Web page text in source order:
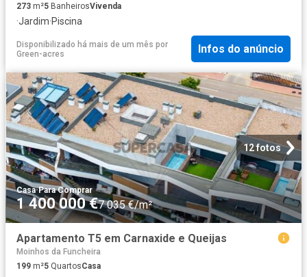
273 m²5 BanheirosVivenda
·Jardim·Piscina
Disponibilizado há mais de um mês por
Green-acres
Infos do anúncio
12 fotos
Casa·Para Comprar
1 400 000 €7 035 €/m²
Apartamento T5 em Carnaxide e Queijas
Moinhos da Funcheira
199 m²5 QuartosCasa